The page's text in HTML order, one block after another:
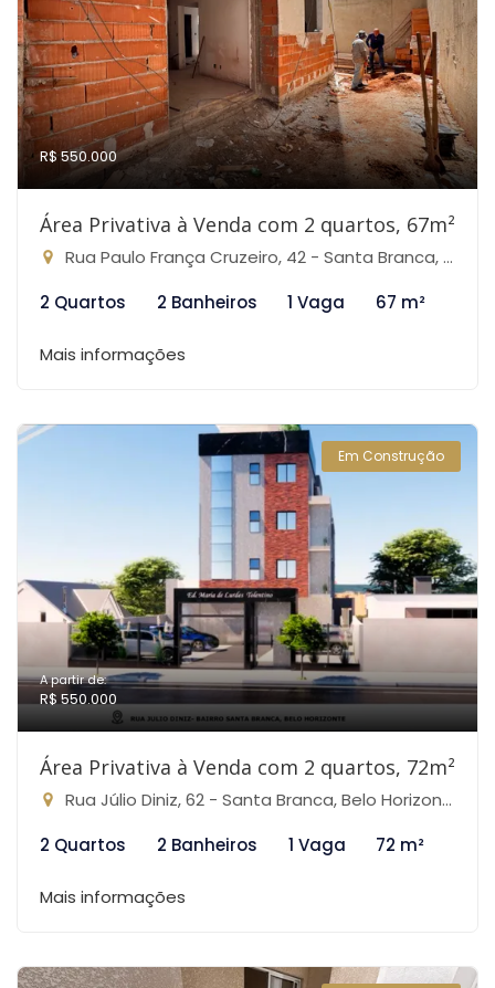
R$ 550.000
Área Privativa à Venda com 2 quartos, 67m²
Rua Paulo França Cruzeiro, 42 - Santa Branca, Belo Horizonte-MG
2 Quartos
2 Banheiros 1 Vaga 67 m²
Mais informações
Em Construção
A partir de:
R$ 550.000
Área Privativa à Venda com 2 quartos, 72m²
Rua Júlio Diniz, 62 - Santa Branca, Belo Horizonte-MG
2 Quartos
2 Banheiros 1 Vaga 72 m²
Mais informações